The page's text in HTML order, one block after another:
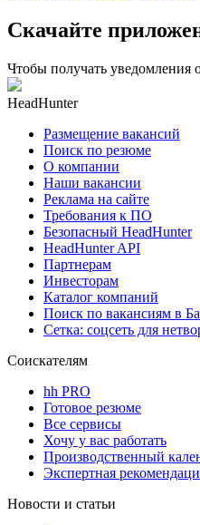
Скачайте
Чтобы получать уведомления
HeadHunter
Размещение вакансий
Поиск по резюме
О компании
Наши вакансии
Реклама на сайте
Требования к ПО
Безопасный HeadHunter
HeadHunter API
Партнерам
Инвесторам
Каталог компаний
Поиск по вакансиям в
Сетка: соцсеть для
Соискателям
hh PRO
Готовое резюме
Все сервисы
Хочу у вас работать
Производственный
Экспертная
Новости и статьи